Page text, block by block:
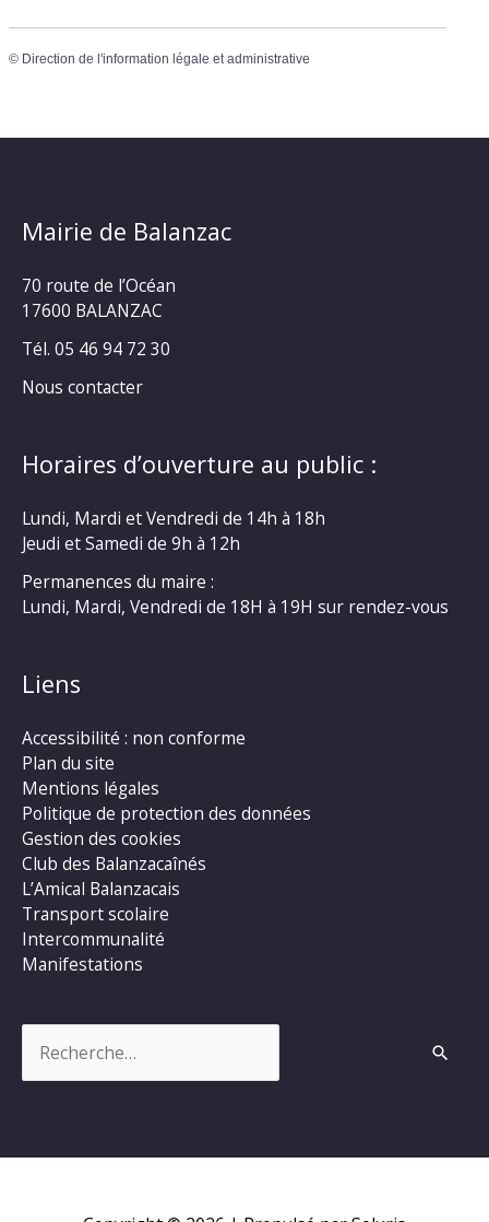
© Direction de l'information légale et administrative
Mairie de Balanzac
70 route de l’Océan
17600 BALANZAC
Tél. 05 46 94 72 30
Nous contacter
Horaires d’ouverture au public :
Lundi, Mardi et Vendredi de 14h à 18h
Jeudi et Samedi de 9h à 12h
Permanences du maire :
Lundi, Mardi, Vendredi de 18H à 19H sur rendez-vous
Liens
Accessibilité : non conforme
Plan du site
Mentions légales
Politique de protection des données
Gestion des cookies
Club des Balanzacaînés
L’Amical Balanzacais
Transport scolaire
Intercommunalité
Manifestations